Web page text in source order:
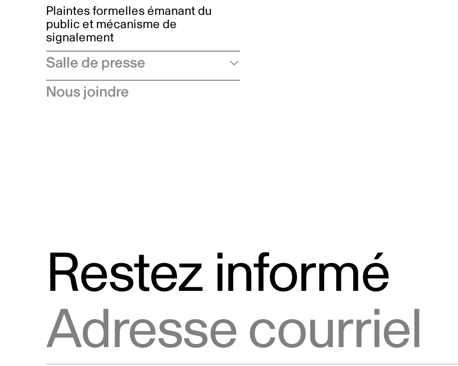
Plaintes formelles émanant du
public et mécanisme de
signalement
Salle de presse
Communiqués de presse
Nous joindre
Restez informé